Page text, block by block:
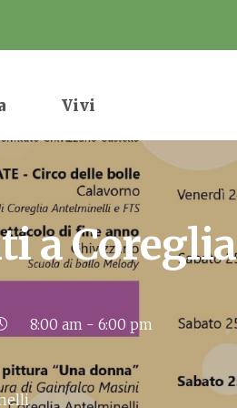
Vivi
a Coreglia
8:00 am - 6:00 pm